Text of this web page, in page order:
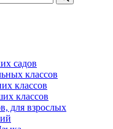
садов
классов
классов
классов
для взрослых